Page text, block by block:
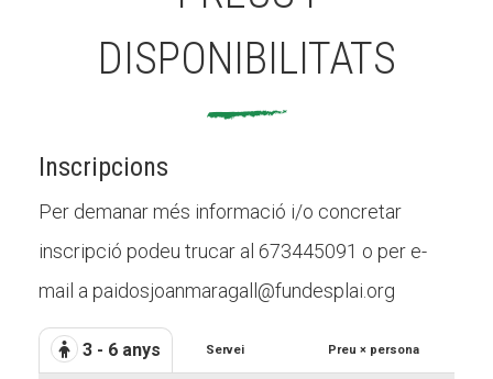
DISPONIBILITATS
Inscripcions
Per demanar més informació i/o concretar
inscripció podeu trucar al 673445091 o per e-
mail a paidosjoanmaragall@fundesplai.org
3 - 6 anys Servei Preu × persona